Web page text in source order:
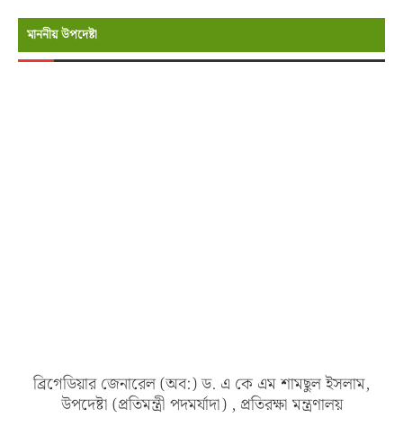
মাননীয় উপদেষ্টা
ব্রিগেডিয়ার জেনারেল (অব:) ড. এ কে এম শামছুল ইসলাম,
উপদেষ্টা (প্রতিমন্ত্রী পদমর্যাদা) , প্রতিরক্ষা মন্ত্রণালয়